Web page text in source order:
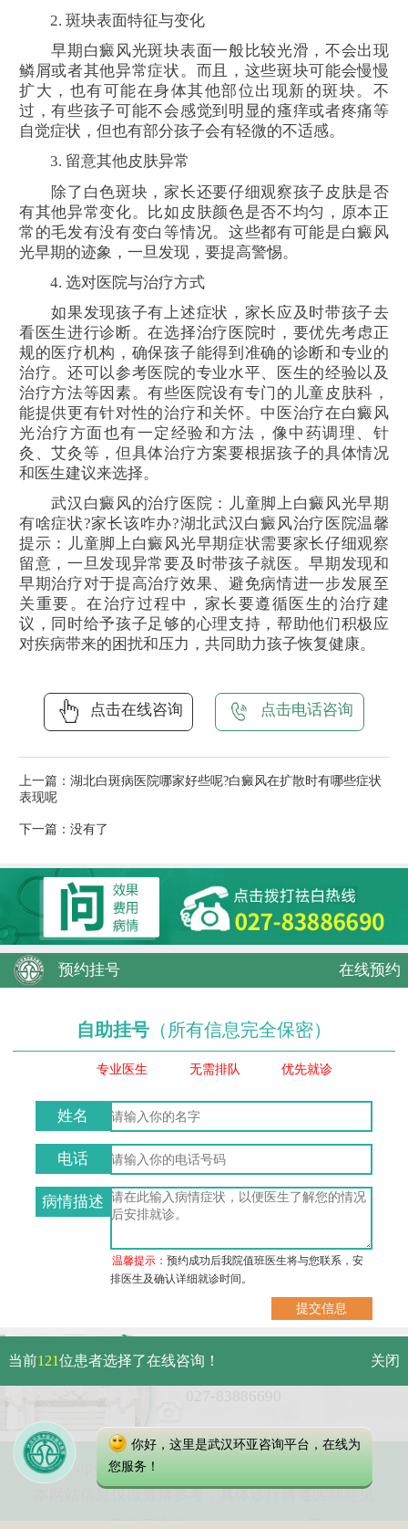
2. 斑块表面特征与变化
早期白癜风光斑块表面一般比较光滑，不会出现
鳞屑或者其他异常症状。而且，这些斑块可能会慢慢
扩大，也有可能在身体其他部位出现新的斑块。不
过，有些孩子可能不会感觉到明显的瘙痒或者疼痛等
自觉症状，但也有部分孩子会有轻微的不适感。
3. 留意其他皮肤异常
除了白色斑块，家长还要仔细观察孩子皮肤是否
有其他异常变化。比如皮肤颜色是否不均匀，原本正
常的毛发有没有变白等情况。这些都有可能是白癜风
光早期的迹象，一旦发现，要提高警惕。
4. 选对医院与治疗方式
如果发现孩子有上述症状，家长应及时带孩子去
看医生进行诊断。在选择治疗医院时，要优先考虑正
规的医疗机构，确保孩子能得到准确的诊断和专业的
治疗。还可以参考医院的专业水平、医生的经验以及
治疗方法等因素。有些医院设有专门的儿童皮肤科，
能提供更有针对性的治疗和关怀。中医治疗在白癜风
光治疗方面也有一定经验和方法，像中药调理、针
灸、艾灸等，但具体治疗方案要根据孩子的具体情况
和医生建议来选择。
武汉白癜风的治疗医院：儿童脚上白癜风光早期
有啥症状?家长该咋办?湖北武汉白癜风治疗医院温馨
提示：儿童脚上白癜风光早期症状需要家长仔细观察
留意，一旦发现异常要及时带孩子就医。早期发现和
早期治疗对于提高治疗效果、避免病情进一步发展至
关重要。在治疗过程中，家长要遵循医生的治疗建
议，同时给予孩子足够的心理支持，帮助他们积极应
对疾病带来的困扰和压力，共同助力孩子恢复健康。
点击在线咨询 点击电话咨询
上一篇： 湖北白斑病医院哪家好些呢?白癜风在扩散时有哪些症状
表现呢
下一篇：没有了
预约挂号 在线预约
自助挂号 （所有信息完全保密）
专业医生 无需排队 优先就诊
姓名
电话
病情描述
温馨提示：预约成功后我院值班医生将与您联系，安
排医生及确认详细就诊时间。
武汉市硚口区解放大道479号
免费电话：
Copyright 2023 武汉环亚中医白癜风医院
本网站信息仅做健康参考，具体诊疗请遵医师意见
当前121位患者选择了在线咨询！ 关闭
你好，这里是武汉环亚咨询平台，在线为
您服务！